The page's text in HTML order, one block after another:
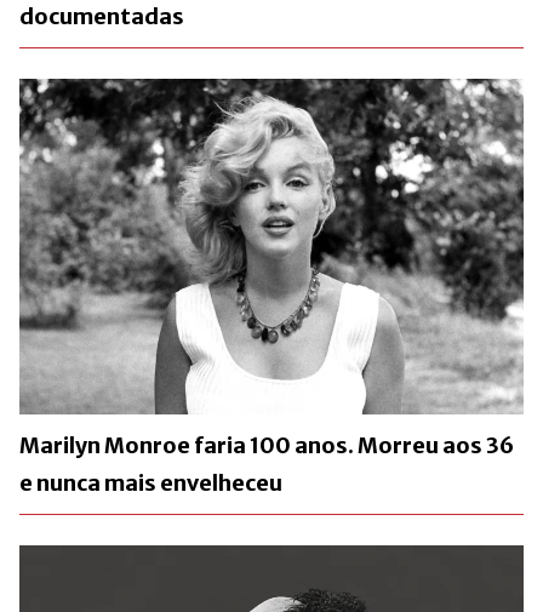
documentadas
Marilyn Monroe faria 100 anos. Morreu aos 36
e nunca mais envelheceu